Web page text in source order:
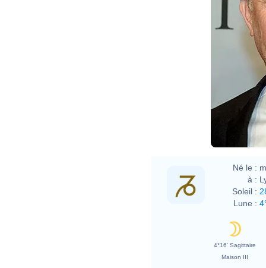
Né le :
à :
Soleil :
Lune :
4°16' Sagittaire
Maison III